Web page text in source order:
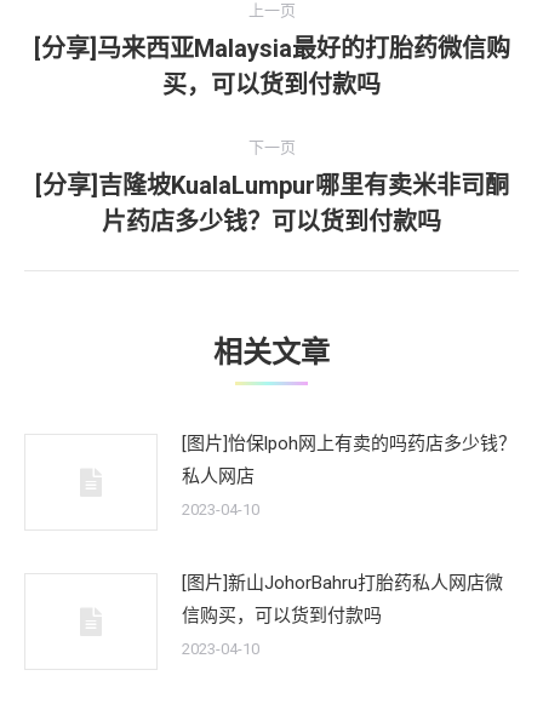
章
上一页
一
[分享]马来西亚Malaysia最好的打胎药微信购
买，可以货到付款吗
下一页
下
一
文
[分享]吉隆坡KualaLumpur哪里有卖米非司酮
片药店多少钱？可以货到付款吗
相关文章
[图片]怡保lpoh网上有卖的吗药店多少钱？
私人网店
2023-04-10
[图片]新山JohorBahru打胎药私人网店微
信购买，可以货到付款吗
2023-04-10